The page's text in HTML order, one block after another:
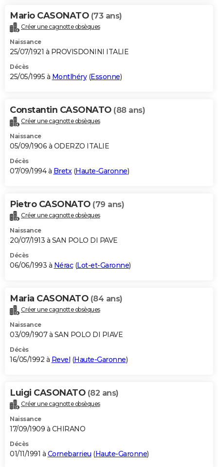
Mario CASONATO (73 ans)
Créer une cagnotte obsèques
Naissance
25/07/1921 à PROVISDONINI ITALIE
Décès
25/05/1995 à Montlhéry(Essonne)
Constantin CASONATO (88 ans)
Créer une cagnotte obsèques
Naissance
05/09/1906 à ODERZO ITALIE
Décès
07/09/1994 à Bretx(Haute-Garonne)
Pietro CASONATO (79 ans)
Créer une cagnotte obsèques
Naissance
20/07/1913 à SAN POLO DI PAVE
Décès
06/06/1993 à Nérac(Lot-et-Garonne)
Maria CASONATO (84 ans)
Créer une cagnotte obsèques
Naissance
03/09/1907 à SAN POLO DI PIAVE
Décès
16/05/1992 à Revel (Haute-Garonne)
Luigi CASONATO (82 ans)
Créer une cagnotte obsèques
Naissance
17/09/1909 à CHIRANO
Décès
01/11/1991 à Cornebarrieu (Haute-Garonne)